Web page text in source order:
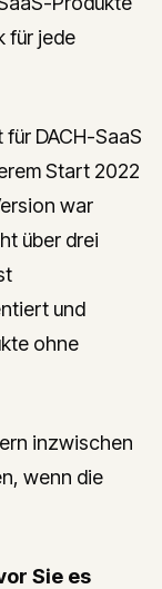
für jede
DACH-SaaS
Start 2022
war
über drei
und
ohne
inzwischen
wenn die
Sie es